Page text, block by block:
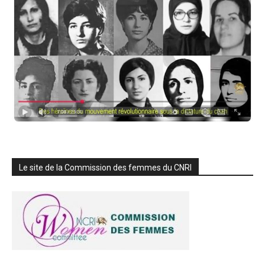
Le site de la Commission des femmes du CNRI